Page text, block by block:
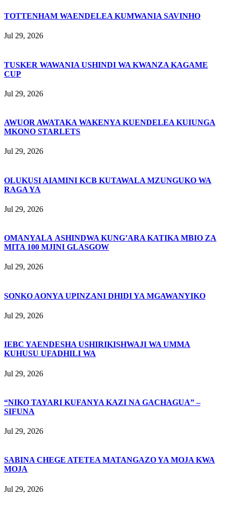
TOTTENHAM WAENDELEA KUMWANIA SAVINHO
Jul 29, 2026
TUSKER WAWANIA USHINDI WA KWANZA KAGAME
CUP
Jul 29, 2026
AWUOR AWATAKA WAKENYA KUENDELEA KUIUNGA
MKONO STARLETS
Jul 29, 2026
OLUKUSI AIAMINI KCB KUTAWALA MZUNGUKO WA
RAGA YA
Jul 29, 2026
OMANYALA ASHINDWA KUNG’ARA KATIKA MBIO ZA
MITA 100 MJINI GLASGOW
Jul 29, 2026
SONKO AONYA UPINZANI DHIDI YA MGAWANYIKO
Jul 29, 2026
IEBC YAENDESHA USHIRIKISHWAJI WA UMMA
KUHUSU UFADHILI WA
Jul 29, 2026
“NIKO TAYARI KUFANYA KAZI NA GACHAGUA” –
SIFUNA
Jul 29, 2026
SABINA CHEGE ATETEA MATANGAZO YA MOJA KWA
MOJA
Jul 29, 2026